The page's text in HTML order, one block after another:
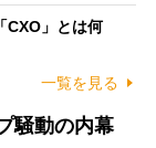
CXO」とは何
一覧を見る
騒動の内幕